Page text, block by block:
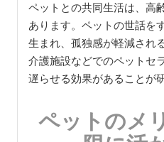
ペットとの共同生活は、高
あります。ペットの世話を
生まれ、孤独感が軽減され
介護施設などでのペットセ
遅らせる効果があることが
ペットのメ